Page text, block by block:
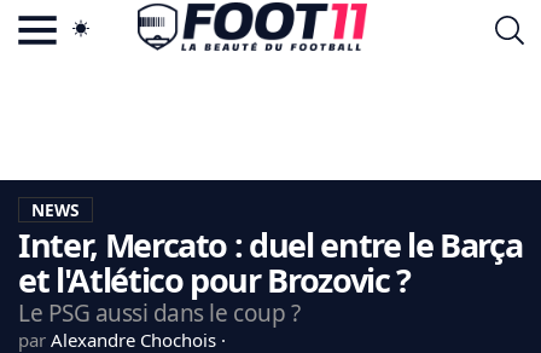
LA CHARTE
VIE PRIVÉE
CGU
CONTACTEZ-NOUS
NEWS
Inter, Mercato : duel entre le Barça
et l'Atlético pour Brozovic ?
Le PSG aussi dans le coup ?
par Alexandre Chochois